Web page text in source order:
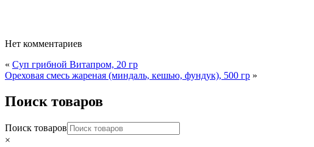
Нет комментариев
« Суп грибной Витапром, 20 гр
Ореховая смесь жареная (миндаль, кешью, фундук), 500 гр »
Поиск товаров
Поиск товаров
×